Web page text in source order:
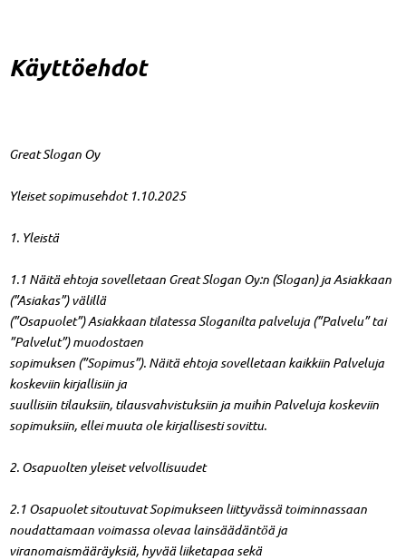
Käyttöehdot
Great Slogan Oy
Yleiset sopimusehdot 1.10.2025
1. Yleistä
1.1 Näitä ehtoja sovelletaan Great Slogan Oy:n (Slogan) ja Asiakkaan
(”Asiakas”) välillä
(”Osapuolet”) Asiakkaan tilatessa Sloganilta palveluja (”Palvelu” tai
”Palvelut”) muodostaen
sopimuksen (”Sopimus”). Näitä ehtoja sovelletaan kaikkiin Palveluja
koskeviin kirjallisiin ja
suullisiin tilauksiin, tilausvahvistuksiin ja muihin Palveluja koskeviin
sopimuksiin, ellei muuta ole kirjallisesti sovittu.
2. Osapuolten yleiset velvollisuudet
2.1 Osapuolet sitoutuvat Sopimukseen liittyvässä toiminnassaan
noudattamaan voimassa olevaa lainsäädäntöä ja
viranomaismääräyksiä, hyvää liiketapaa sekä